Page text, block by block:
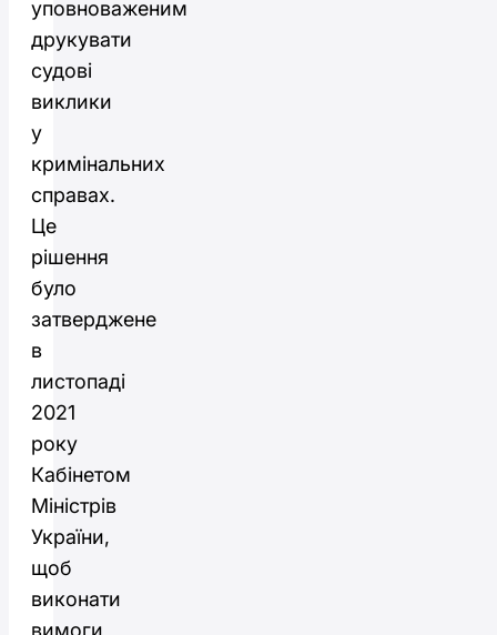
уповноваженим
друкувати
судові
виклики
у
кримінальних
справах.
Це
рішення
було
затверджене
в
листопаді
2021
року
Кабінетом
Міністрів
України,
щоб
виконати
вимоги